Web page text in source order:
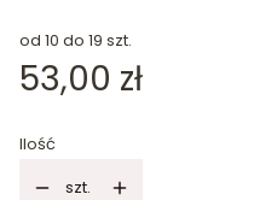
od 10 do 19 szt.
Cena
53,00 zł
Ilość
szt.